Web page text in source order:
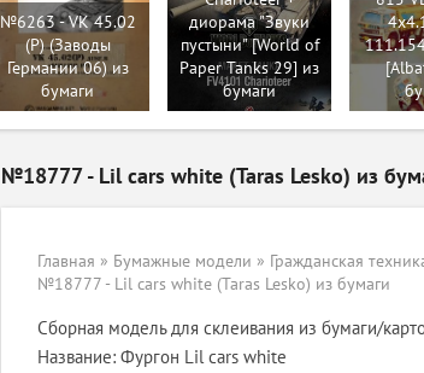
№6263 - VK 45.02
(P) (Заводы
Германии 06) из
бумаги
диорама "Звуки
пустыни" [World of
Paper Tanks 29] из
бумаги
№18777 - Lil cars white (Taras Lesko) из
Главная » Бумажные модели » Гражданская
№18777 - Lil cars white (Taras Lesko) из бумаги
Сборная модель для склеивания из бумаги/
Название: Фургон Lil cars white